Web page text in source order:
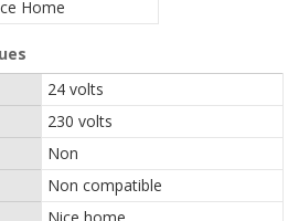
Home
24 volts
230 volts
Non
Non compatible